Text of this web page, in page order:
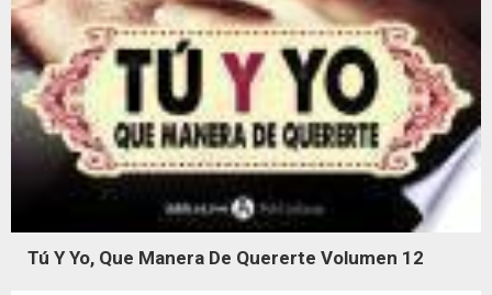
Tú Y Yo, Que Manera De Quererte Volumen 12